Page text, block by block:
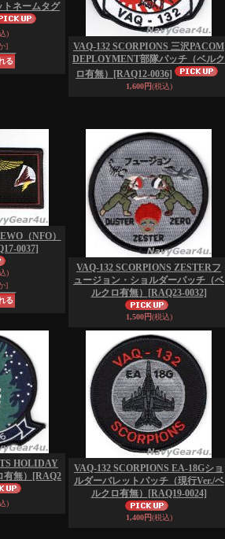
ネームタグ
)
]
VAQ-132 SCORPIONS 三沢PACOM
DEPLOYMENT部隊パッチ（ベルク
ロ有無）
[RAQ12-0036]
1,600円(税込)
（NFO）
0037]
)
]
VAQ-132 SCORPIONS ZESTERフ
ュージョン・ショルダーパッチ（ベ
ルクロ有無）
[RAQ23-0032]
1,500円(税込)
HOLIDAY
無）
[RAQ2
)
VAQ-132 SCORPIONS EA-18Gショ
ルダーバレットパッチ（現行Ver./ベ
ルクロ有無）
[RAQ19-0024]
1,400円(税込)